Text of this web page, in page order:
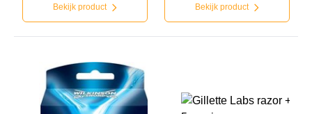
Bekijk product Bekijk product